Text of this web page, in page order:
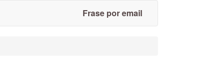
Frase por email